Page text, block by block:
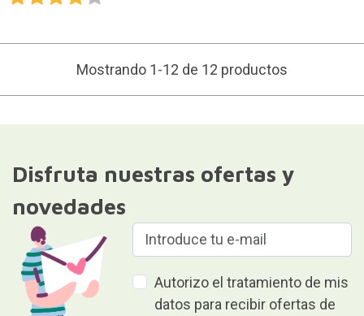
Mostrando 1-12 de 12 productos
Disfruta nuestras ofertas y
novedades
Autorizo el tratamiento de mis
datos para recibir ofertas de